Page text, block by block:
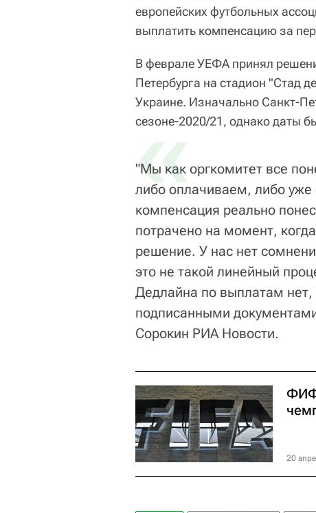
европейских футбольных
выплатить компенсацию за
В феврале УЕФА принял
Петербурга на стадион "Стад
Украине. Изначально Санкт-
сезоне-2020/21, однако даты
«
"Мы как оргкомитет все
либо оплачиваем, либо
компенсация реально
потрачено на момент,
решение. У нас нет
это не такой линейный
Дедлайна по выплатам нет,
подписанными
Сорокин РИА Новости.
20